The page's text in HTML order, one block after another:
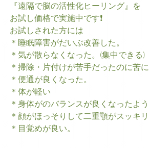
『遠隔で脳の活性化ヒーリング』を
お試し価格で実施中です❗
お試しされた方には
＊睡眠障害がだいぶ改善した。
＊気が散らなくなった。(集中できる)
＊掃除・片付けが苦手だったのに苦
＊便通が良くなった。
＊体が軽い
＊身体がのバランスが良くなったよう
＊顔がほっそりして二重顎がスッキリ
＊目覚めが良い。